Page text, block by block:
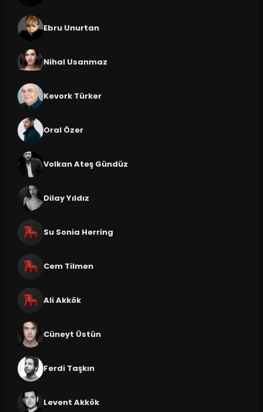
Ebru Unurtan
Nihal Usanmaz
Kevork Türker
Oral Özer
Volkan Ateş Gündüz
Dilay Yıldız
Su Sonia Herring
Cem Tilmen
Ali Akkök
Cüneyt Üstün
Ferdi Taşkın
Levent Akkök